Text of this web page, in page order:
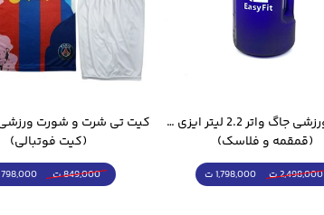
قمقمه ورزشی جاگ واتر 2.2 لیتر ایزی فیت
(قمقمه و فلاسک)
2,498,000 ت 1,798,000 ت
(کیت فوتبالی)
849,000 ت 798,000 ت